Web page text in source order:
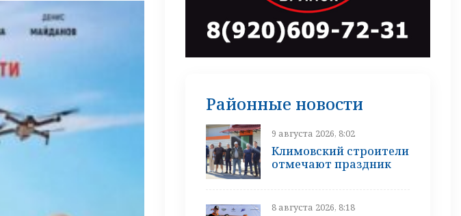
Районные новости
9 августа 2026, 8:02
Климовский строители
отмечают праздник
8 августа 2026, 8:18